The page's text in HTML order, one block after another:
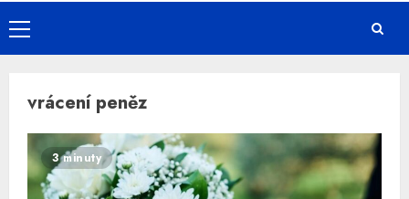
Primary
Menu
vrácení peněz
3 minuty